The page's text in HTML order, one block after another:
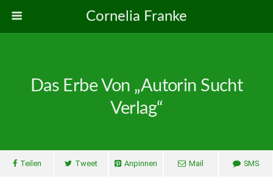
Cornelia Franke
Das Erbe Von „Autorin Sucht
Verlag“
Teilen Tweet Anpinnen Mail SMS